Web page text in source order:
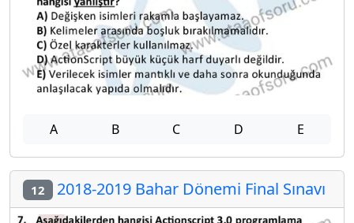
A B C D E
12 2018-2019 Bahar Dönemi Final Sınavı